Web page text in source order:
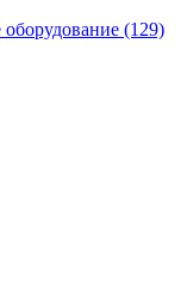
(129)